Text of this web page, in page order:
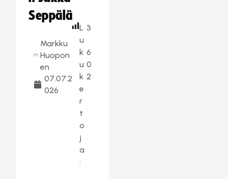
Seppälä
Markku
Huopon
en
07.07.2
026
L
u
k
u
k
e
r
t
o
j
a
:
3
6
0
2